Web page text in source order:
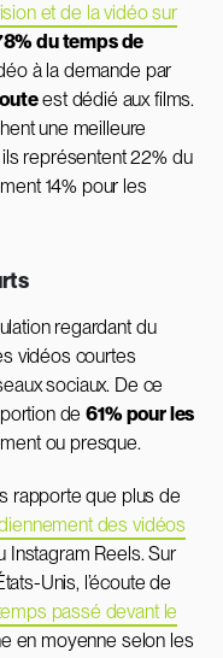
et de la vidéo sur
du temps de
à la demande par
est dédié aux films.
une meilleure
représentent 22% du
14% pour les
regardant du
vidéos courtes
sociaux. De ce
de61% pour les
ou presque.
rapporte que plus de
des vidéos
Instagram Reels. Sur
Unis, l’écoute de
passé devant le
en moyenne selon les